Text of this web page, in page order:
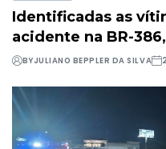
Identificadas as
acidente na BR-
BYJULIANO BEPPLER DA SILVA